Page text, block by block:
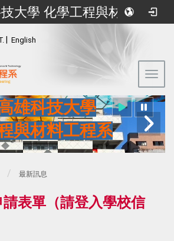
國立高雄科技大學 化學工程與材料工程系
English
雄科技大學
與材料工程系
最新訊息
表單（請登入學校信